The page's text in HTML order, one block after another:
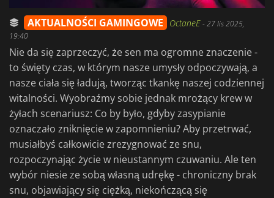
AKTUALNOŚCI GAMINGOWE OctaneE-27 lis 2025,
19:40
Nie da się zaprzeczyć, że sen ma ogromne znaczenie -
to święty czas, w którym nasze umysły odpoczywają, a
nasze ciała się ładują, tworząc tkankę naszej codziennej
witalności. Wyobraźmy sobie jednak mrożący krew w
żyłach scenariusz: Co by było, gdyby zasypianie
oznaczało zniknięcie w zapomnieniu? Aby przetrwać,
musiałbyś całkowicie zrezygnować ze snu,
rozpoczynając życie w nieustannym czuwaniu. Ale ten
wybór niesie ze sobą własną udrękę - chroniczny brak
snu, objawiający się ciężką, niekończącą się